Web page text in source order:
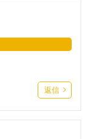
返信